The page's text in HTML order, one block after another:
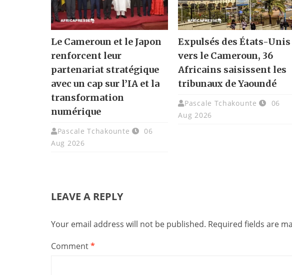
Le Cameroun et le Japon
renforcent leur
partenariat stratégique
avec un cap sur l’IA et la
transformation
numérique
Pascale Tchakounte
06
Aug 2026
Expulsés des États-Unis
vers le Cameroun, 36
Africains saisissent les
tribunaux de Yaoundé
Pascale Tchakounte
06
Aug 2026
LEAVE A REPLY
Your email address will not be published. Required fields are
Comment*